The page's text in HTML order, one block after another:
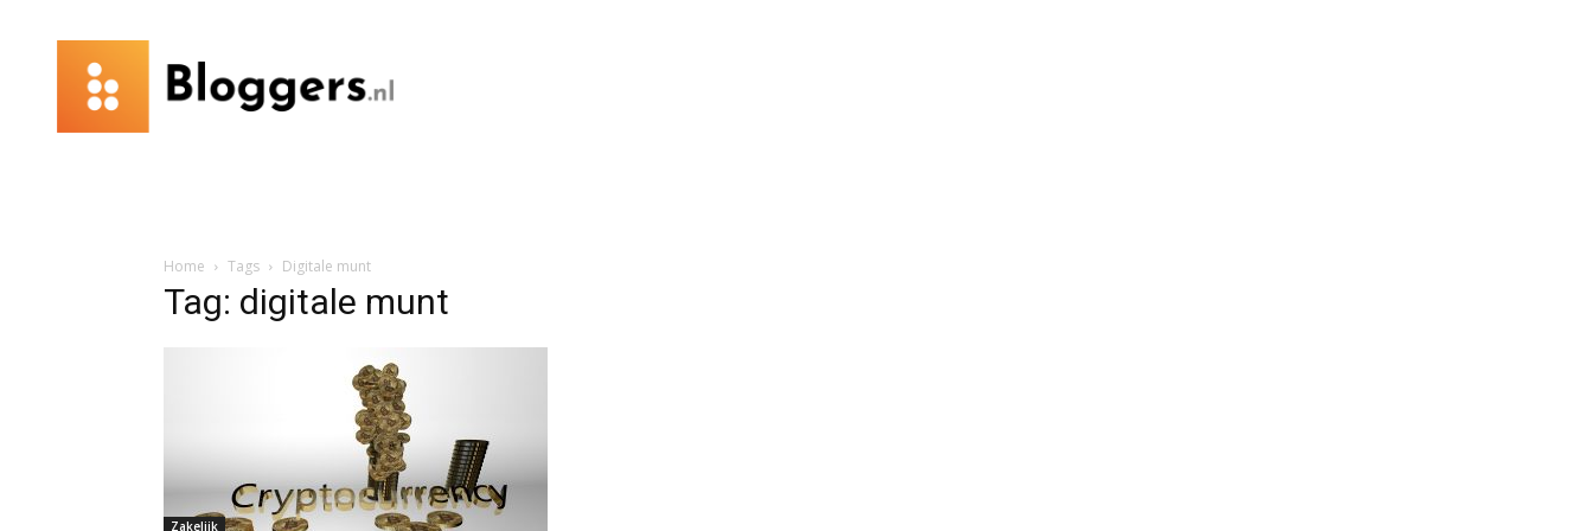
Home Tags Digitale munt
Tag: digitale munt
Zakelijk